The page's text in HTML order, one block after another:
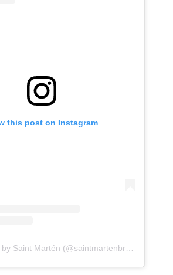
this post on Instagram